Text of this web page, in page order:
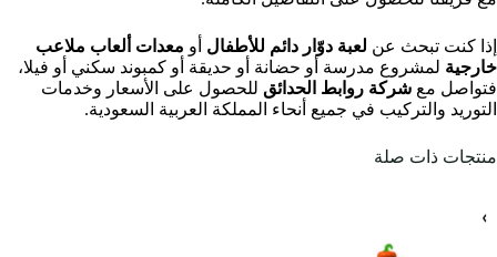
إذا كنت تبحث عن لعبة دوّار دائم للأطفال أو معدات ألعاب ملاعب
خارجية لمشروع مدرسة أو حضانة أو حديقة أو كمبوند سكني أو فيلا،
فتواصل مع شركة روابط الحدائق للحصول على الأسعار وخدمات
التوريد والتركيب في جميع أنحاء المملكة العربية السعودية.
منتجات ذات صلة